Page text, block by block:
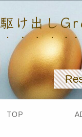
駆け出し
TOP